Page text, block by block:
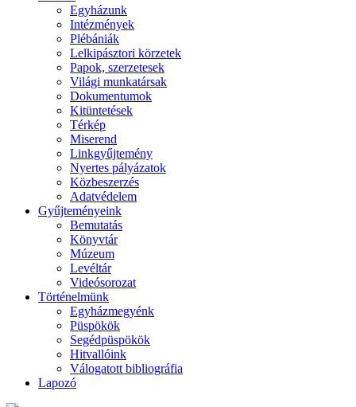
Egyházunk
Intézmények
Plébániák
Lelkipásztori körzetek
Papok, szerzetesek
Világi munkatársak
Dokumentumok
Kitüntetések
Térkép
Miserend
Linkgyűjtemény
Nyertes pályázatok
Közbeszerzés
Adatvédelem
Gyűjteményeink
Bemutatás
Könyvtár
Múzeum
Levéltár
Videósorozat
Történelmünk
Egyházmegyénk
Püspökök
Segédpüspökök
Hitvallóink
Válogatott bibliográfia
Lapozó